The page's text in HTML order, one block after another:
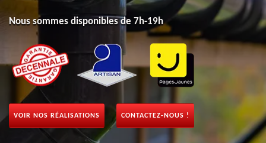
Nous sommes disponibles de 7h-19h
VOIR NOS RÉALISATIONS CONTACTEZ-NOUS !